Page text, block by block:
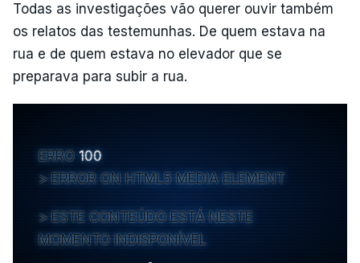
Todas as investigações vão querer ouvir também
os relatos das testemunhas. De quem estava na
rua e de quem estava no elevador que se
preparava para subir a rua.
ERRO 100
ERROR ON HTML5 MEDIA ELEMENT
ESTE CONTEÚDO ESTÁ NESTE
MOMENTO INDISPONÍVEL